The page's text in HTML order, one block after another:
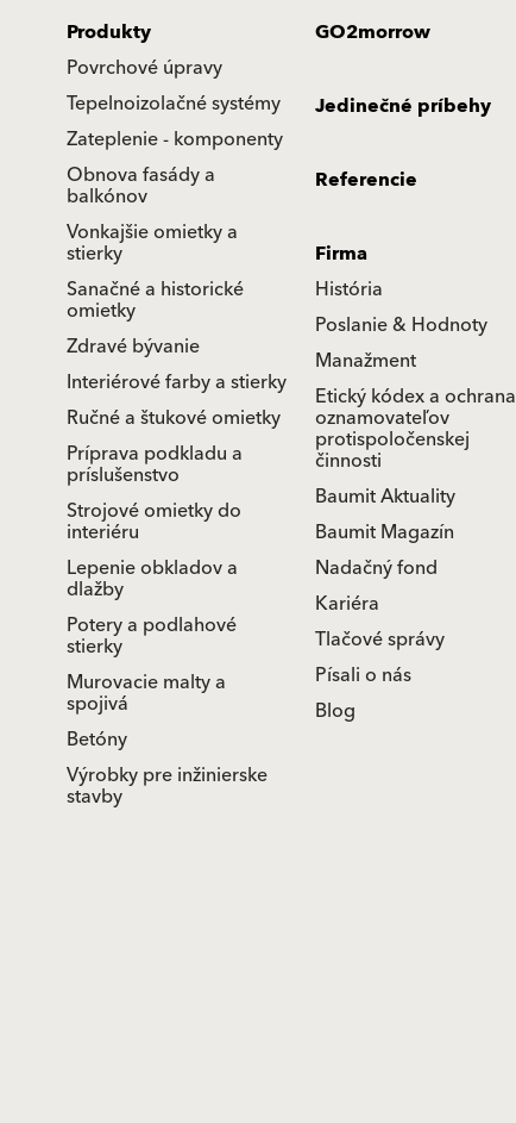
Produkty
Povrchové úpravy
Tepelnoizolačné systémy
Zateplenie - komponenty
Obnova fasády a
balkónov
Vonkajšie omietky a
stierky
Sanačné a historické
omietky
Zdravé bývanie
Interiérové farby a stierky
Ručné a štukové omietky
Príprava podkladu a
príslušenstvo
Strojové omietky do
interiéru
Lepenie obkladov a
dlažby
Potery a podlahové
stierky
Murovacie malty a
spojivá
Betóny
Výrobky pre inžinierske
stavby
GO2morrow
Jedinečné príbehy
Referencie
Firma
História
Poslanie & Hodnoty
Manažment
Etický kódex a ochrana
oznamovateľov
protispoločenskej
činnosti
Baumit Aktuality
Baumit Magazín
Nadačný fond
Kariéra
Tlačové správy
Písali o nás
Blog